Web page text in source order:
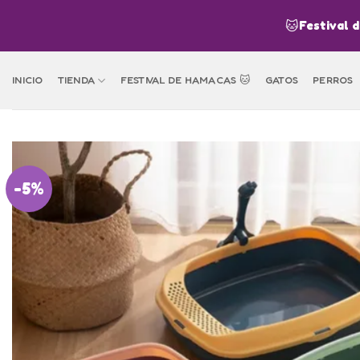
content
🐱Festival
INICIO TIENDA FESTIVAL DE HAMACAS 🐱 GATOS PERROS
-5%